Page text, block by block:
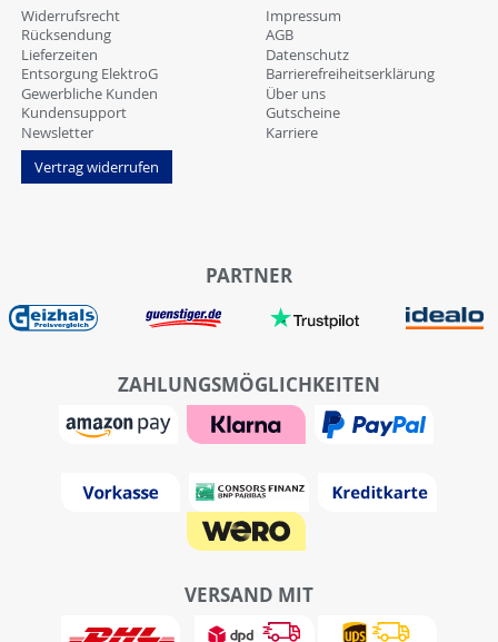
Widerrufsrecht
Rücksendung
Lieferzeiten
Entsorgung ElektroG
Gewerbliche Kunden
Kundensupport
Newsletter
Vertrag widerrufen
Impressum
AGB
Datenschutz
Barrierefreiheitserklärung
Über uns
Gutscheine
Karriere
PARTNER
ZAHLUNGSMÖGLICHKEITEN
VERSAND MIT